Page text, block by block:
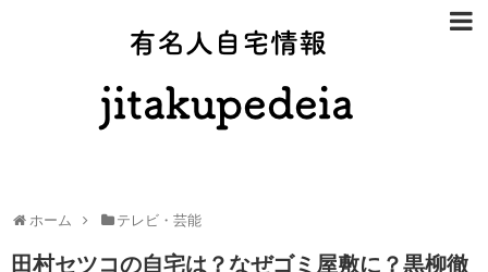
ホーム テレビ・芸能
田村セツコの自宅は？なぜゴミ屋敷に？黒柳徹